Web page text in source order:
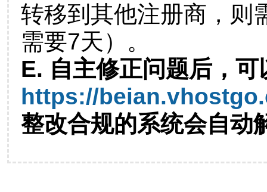
转移到其他注册商，则
需要7天）。
E. 自主修正问题后，可
https://
整改合规的系统会自动